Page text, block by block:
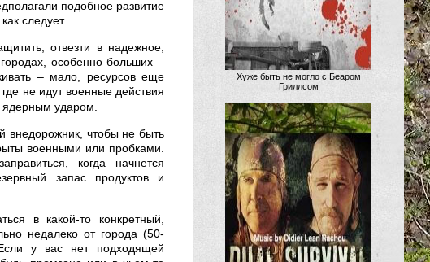
подобное развитие
следует.
отвезти в надежное,
особенно больших –
– мало, ресурсов еще
не идут военные действия
ударом.
внедорожник, чтобы не быть
военными или пробками.
когда начнется
запас продуктов и
в какой-то конкретный,
недалеко от города (50-
у вас нет подходящей
Хуже быть не могло с Беаром
Гриллсом